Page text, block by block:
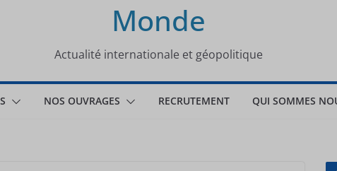
Monde
Actualité internationale et géopolitique
NOS OUVRAGES RECRUTEMENT QUI SOMMES